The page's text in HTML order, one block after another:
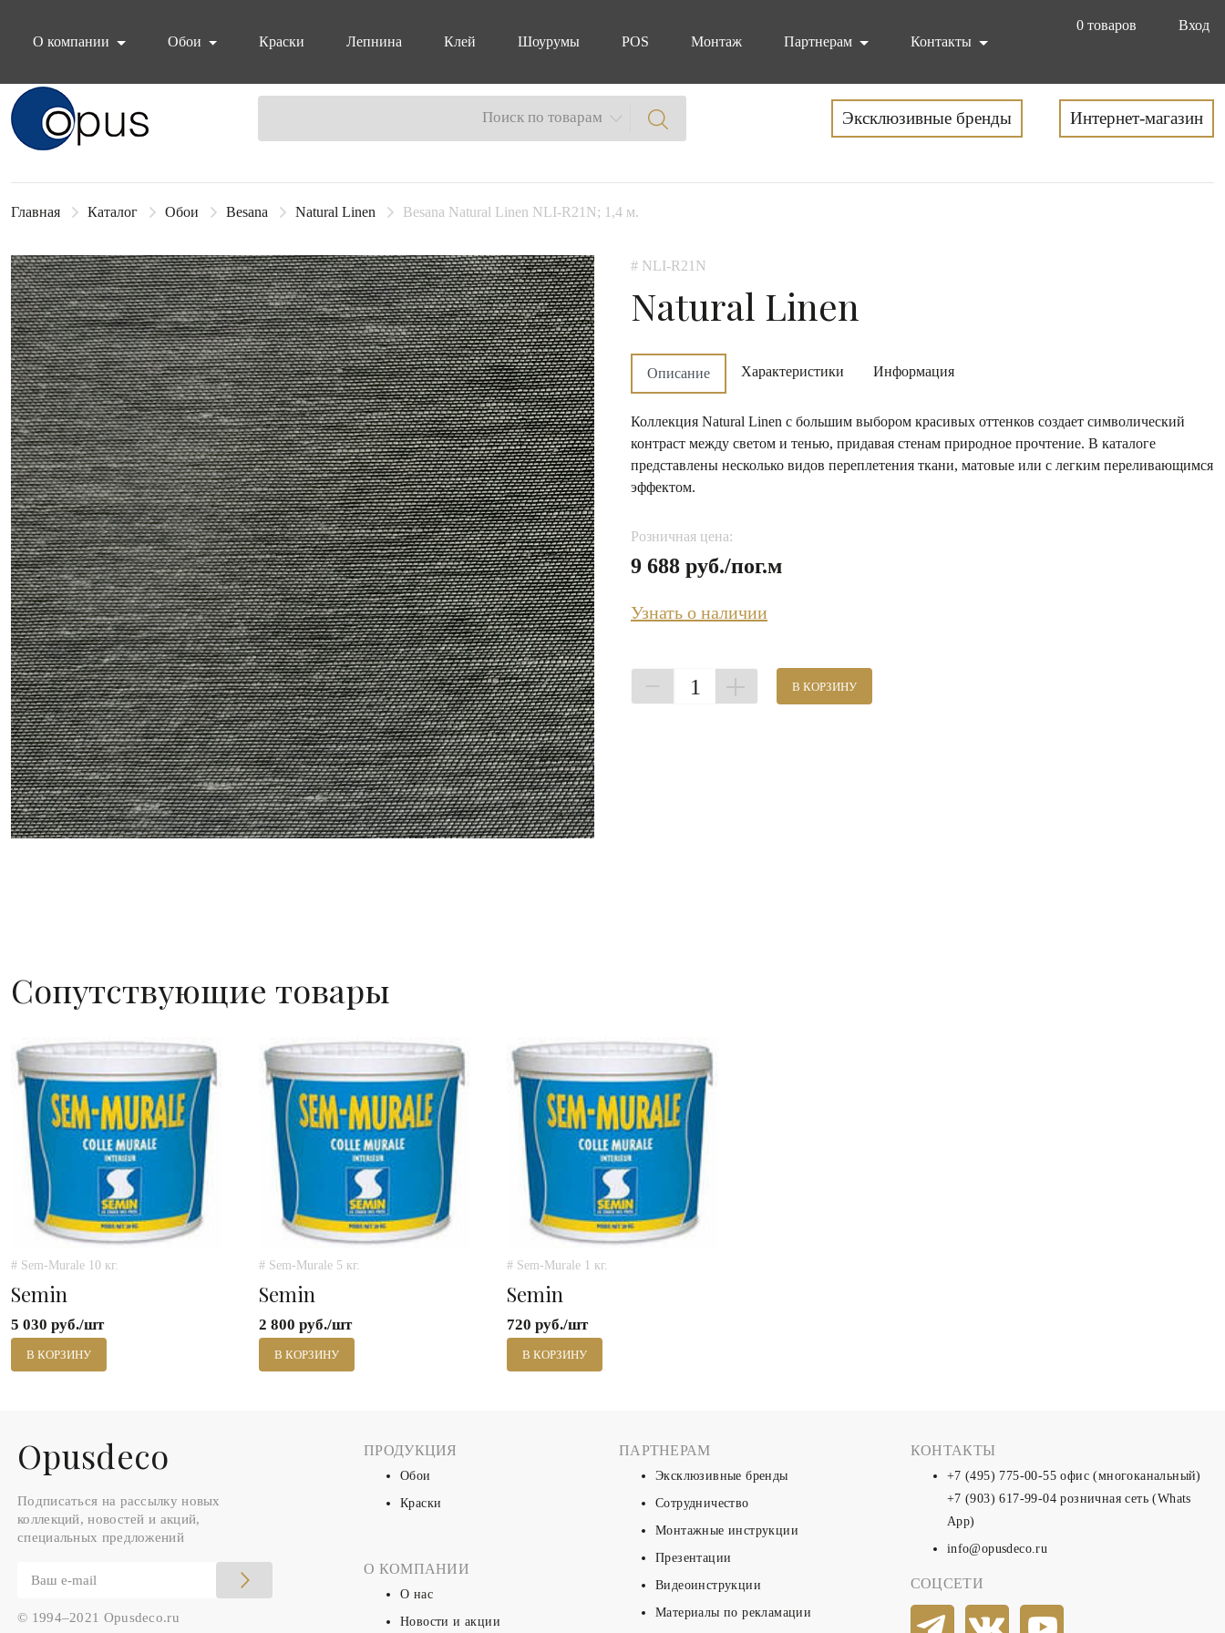
0 товаров
Вход
О компании
Обои Краски Лепнина Клей Шоурумы POS Монтаж Партнерам Контакты
Блок поиска Поиск по товарам Эксклюзивные бренды Интернет-магазин
Главная Каталог Обои Besana Natural Linen Besana Natural Linen NLI-R21N; 1,4 м.
# NLI-R21N
Natural Linen
Описание Характеристики Информация
Коллекция Natural Linen с большим выбором красивых оттенков создает символический
контраст между светом и тенью, придавая стенам природное прочтение. В каталоге
представлены несколько видов переплетения ткани, матовые или с легким переливающимся
эффектом.
Розничная цена:
9 688 руб./пог.м
Узнать о наличии
1 В КОРЗИНУ
Сопутствующие товары
# Sem-Murale 10 кг.
Semin
5 030 руб./шт
В КОРЗИНУ
# Sem-Murale 5 кг.
Semin
2 800 руб./шт
В КОРЗИНУ
# Sem-Murale 1 кг.
Semin
720 руб./шт
В КОРЗИНУ
Оpusdeco
Подписаться на рассылку новых
коллекций, новостей и акций,
специальных предложений
© 1994–2021 Opusdeco.ru
ПРОДУКЦИЯ
Обои
Краски
О КОМПАНИИ
О нас
Новости и акции
ПАРТНЕРАМ
Эксклюзивные бренды
Сотрудничество
Монтажные инструкции
Презентации
Видеоинструкции
Материалы по рекламации
КОНТАКТЫ
+7 (495) 775-00-55 офис (многоканальный)
+7 (903) 617-99-04 розничная сеть (Whats
App)
info@opusdeco.ru
СОЦСЕТИ